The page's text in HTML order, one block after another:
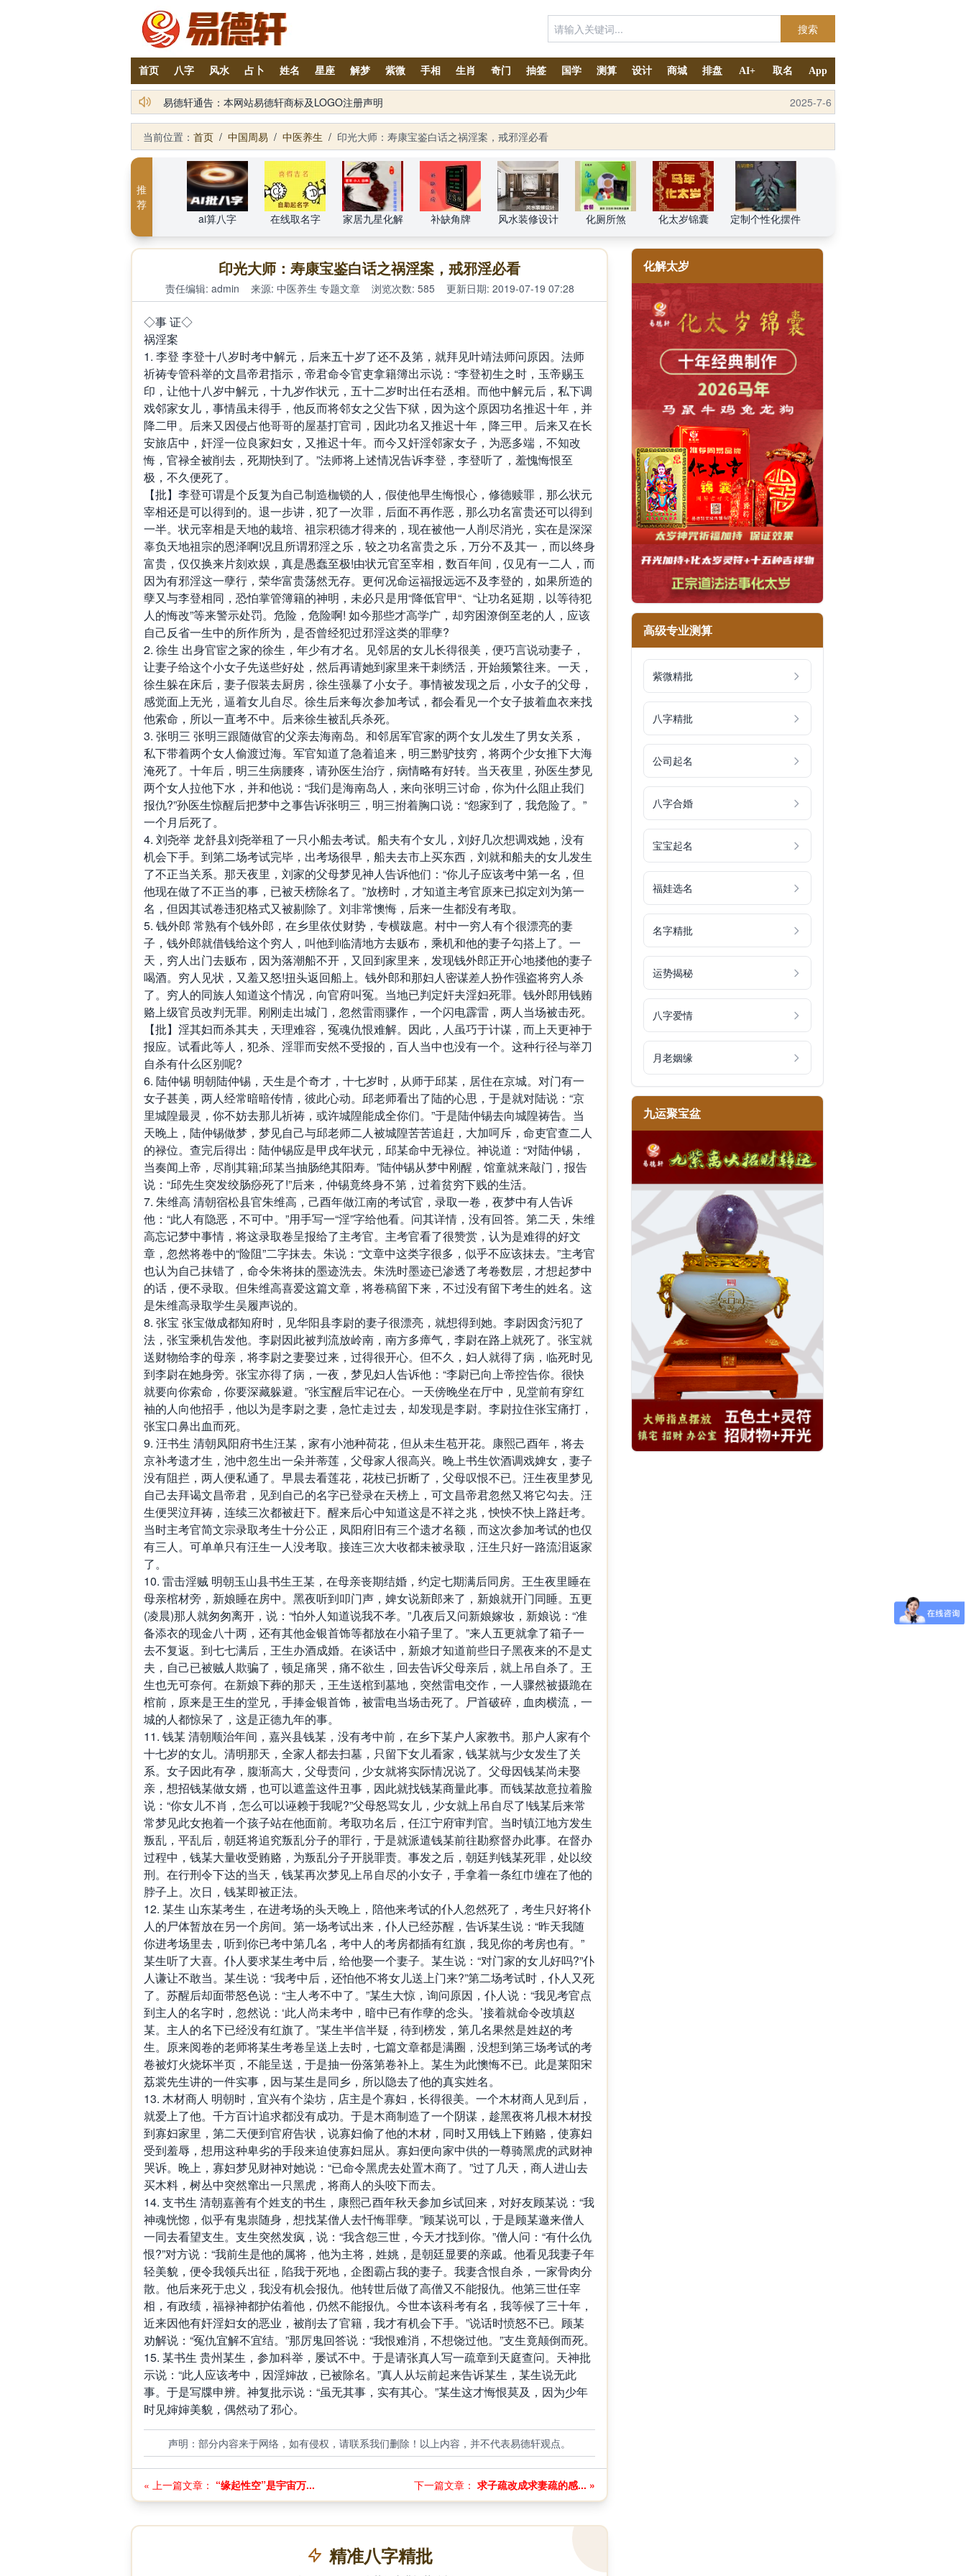
搜索
首页 八字 风水 占卜 姓名 星座 解梦 紫微 手相 生肖 奇门 抽签 国学 测算 设计 商城 排盘 AI+ 取名 App
易德轩通告：本网站易德轩商标及LOGO注册声明 2025-7-6
易德轩AI算八字紫微相术AI客服智能体面向大众开放，欢迎体验！！
2025-7-6
当前位置： 首页 / 中国周易 / 中医养生 / 印光大师：寿康宝鉴白话之祸淫案，戒邪淫必看
推
荐
ai算八字
在线取名字 家居九星化解 补缺角牌 风水装修设计 化厕所煞 化太岁锦囊 定制个性化摆件
印光大师：寿康宝鉴白话之祸淫案，戒邪淫必看
责任编辑: admin 来源: 中医养生 专题文章 浏览次数: 585 更新日期: 2019-07-19 07:28
◇事 证◇
祸淫案
1. 李登 李登十八岁时考中解元，后来五十岁了还不及第，就拜见叶靖法师问原因。法师
祈祷专管科举的文昌帝君指示，帝君命令官吏拿籍簿出示说：“李登初生之时，玉帝赐玉
印，让他十八岁中解元，十九岁作状元，五十二岁时出任右丞相。而他中解元后，私下调
戏邻家女儿，事情虽未得手，他反而将邻女之父告下狱，因为这个原因功名推迟十年，并
降二甲。后来又因侵占他哥哥的屋基打官司，因此功名又推迟十年，降三甲。后来又在长
安旅店中，奸淫一位良家妇女，又推迟十年。而今又奸淫邻家女子，为恶多端，不知改
悔，官禄全被削去，死期快到了。”法师将上述情况告诉李登，李登听了，羞愧悔恨至
极，不久便死了。
【批】李登可谓是个反复为自己制造枷锁的人，假使他早生悔恨心，修德赎罪，那么状元
宰相还是可以得到的。退一步讲，犯了一次罪，后面不再作恶，那么功名富贵还可以得到
一半。状元宰相是天地的栽培、祖宗积德才得来的，现在被他一人削尽消光，实在是深深
辜负天地祖宗的恩泽啊!况且所谓邪淫之乐，较之功名富贵之乐，万分不及其一，而以终身
富贵，仅仅换来片刻欢娱，真是愚蠢至极!由状元官至宰相，数百年间，仅见有一二人，而
因为有邪淫这一孽行，荣华富贵荡然无存。更何况命运福报远远不及李登的，如果所造的
孽又与李登相同，恐怕掌管簿籍的神明，未必只是用“降低官甲“、“让功名延期，以等待犯
人的悔改”等来警示处罚。危险，危险啊! 如今那些才高学广，却穷困潦倒至老的人，应该
自己反省一生中的所作所为，是否曾经犯过邪淫这类的罪孽?
2. 徐生 出身官宦之家的徐生，年少有才名。见邻居的女儿长得很美，便巧言说动妻子，
让妻子给这个小女子先送些好处，然后再请她到家里来干刺绣活，开始频繁往来。一天，
徐生躲在床后，妻子假装去厨房，徐生强暴了小女子。事情被发现之后，小女子的父母，
感觉面上无光，逼着女儿自尽。徐生后来每次参加考试，都会看见一个女子披着血衣来找
他索命，所以一直考不中。后来徐生被乱兵杀死。
3. 张明三 张明三跟随做官的父亲去海南岛。和邻居军官家的两个女儿发生了男女关系，
私下带着两个女人偷渡过海。军官知道了急着追来，明三黔驴技穷，将两个少女推下大海
淹死了。十年后，明三生病腰疼，请孙医生治疗，病情略有好转。当天夜里，孙医生梦见
两个女人拉他下水，并和他说：“我们是海南岛人，来向张明三讨命，你为什么阻止我们
报仇?”孙医生惊醒后把梦中之事告诉张明三，明三拊着胸口说：“怨家到了，我危险了。”
一个月后死了。
4. 刘尧举 龙舒县刘尧举租了一只小船去考试。船夫有个女儿，刘好几次想调戏她，没有
机会下手。到第二场考试完毕，出考场很早，船夫去市上买东西，刘就和船夫的女儿发生
了不正当关系。那天夜里，刘家的父母梦见神人告诉他们：“你儿子应该考中第一名，但
他现在做了不正当的事，已被天榜除名了。”放榜时，才知道主考官原来已拟定刘为第一
名，但因其试卷违犯格式又被剔除了。刘非常懊悔，后来一生都没有考取。
5. 钱外郎 常熟有个钱外郎，在乡里依仗财势，专横跋扈。村中一穷人有个很漂亮的妻
子，钱外郎就借钱给这个穷人，叫他到临清地方去贩布，乘机和他的妻子勾搭上了。一
天，穷人出门去贩布，因为落潮船不开，又回到家里来，发现钱外郎正开心地搂他的妻子
喝酒。穷人见状，又羞又怒!扭头返回船上。钱外郎和那妇人密谋差人扮作强盗将穷人杀
了。穷人的同族人知道这个情况，向官府叫冤。当地已判定奸夫淫妇死罪。钱外郎用钱贿
赂上级官员改判无罪。刚刚走出城门，忽然雷雨骤作，一个闪电霹雷，两人当场被击死。
【批】淫其妇而杀其夫，天理难容，冤魂仇恨难解。因此，人虽巧于计谋，而上天更神于
报应。试看此等人，犯杀、淫罪而安然不受报的，百人当中也没有一个。这种行径与举刀
自杀有什么区别呢?
6. 陆仲锡 明朝陆仲锡，天生是个奇才，十七岁时，从师于邱某，居住在京城。对门有一
女子甚美，两人经常暗暗传情，彼此心动。邱老师看出了陆的心思，于是就对陆说：“京
里城隍最灵，你不妨去那儿祈祷，或许城隍能成全你们。”于是陆仲锡去向城隍祷告。当
天晚上，陆仲锡做梦，梦见自己与邱老师二人被城隍苦苦追赶，大加呵斥，命吏官查二人
的禄位。查完后得出：陆仲锡应是甲戌年状元，邱某命中无禄位。神说道：“对陆仲锡，
当奏闻上帝，尽削其籍;邱某当抽肠绝其阳寿。”陆仲锡从梦中刚醒，馆童就来敲门，报告
说：“邱先生突发绞肠痧死了!”后来，仲锡竟终身不第，过着贫穷下贱的生活。
7. 朱维高 清朝宿松县官朱维高，己酉年做江南的考试官，录取一卷，夜梦中有人告诉
他：“此人有隐恶，不可中。”用手写一“淫”字给他看。问其详情，没有回答。第二天，朱维
高忘记梦中事情，将这录取卷呈报给了主考官。主考官看了很赞赏，认为是难得的好文
章，忽然将卷中的“险阻”二字抹去。朱说：“文章中这类字很多，似乎不应该抹去。”主考官
也认为自己抹错了，命令朱将抹的墨迹洗去。朱洗时墨迹已渗透了考卷数层，才想起梦中
的话，便不录取。但朱维高喜爱这篇文章，将卷稿留下来，不过没有留下考生的姓名。这
是朱维高录取学生吴履声说的。
8. 张宝 张宝做成都知府时，见华阳县李尉的妻子很漂亮，就想得到她。李尉因贪污犯了
法，张宝乘机告发他。李尉因此被判流放岭南，南方多瘴气，李尉在路上就死了。张宝就
送财物给李的母亲，将李尉之妻娶过来，过得很开心。但不久，妇人就得了病，临死时见
到李尉在她身旁。张宝亦得了病，一夜，梦见妇人告诉他：“李尉已向上帝控告你。很快
就要向你索命，你要深藏躲避。”张宝醒后牢记在心。一天傍晚坐在厅中，见堂前有穿红
袖的人向他招手，他以为是李尉之妻，急忙走过去，却发现是李尉。李尉拉住张宝痛打，
张宝口鼻出血而死。
9. 汪书生 清朝凤阳府书生汪某，家有小池种荷花，但从未生苞开花。康熙己酉年，将去
京补考遗才生，池中忽生出一朵并蒂莲，父母家人很高兴。晚上书生饮酒调戏婢女，妻子
没有阻拦，两人便私通了。早晨去看莲花，花枝已折断了，父母叹恨不已。汪生夜里梦见
自己去拜谒文昌帝君，见到自己的名字已登录在天榜上，可文昌帝君忽然又将它勾去。汪
生便哭泣拜祷，连续三次都被赶下。醒来后心中知道这是不祥之兆，怏怏不快上路赶考。
当时主考官简文宗录取考生十分公正，凤阳府旧有三个遗才名额，而这次参加考试的也仅
有三人。可单单只有汪生一人没考取。接连三次大收都未被录取，汪生只好一路流泪返家
了。
10. 雷击淫贼 明朝玉山县书生王某，在母亲丧期结婚，约定七期满后同房。王生夜里睡在
母亲棺材旁，新娘睡在房中。黑夜听到叩门声，婢女说新郎来了，新娘就开门同睡。五更
(凌晨)那人就匆匆离开，说：“怕外人知道说我不孝。”几夜后又问新娘嫁妆，新娘说：“准
备添衣的现金八十两，还有其他金银首饰等都放在小箱子里了。”来人五更就拿了箱子一
去不复返。到七七满后，王生办酒成婚。在谈话中，新娘才知道前些日子黑夜来的不是丈
夫，自己已被贼人欺骗了，顿足痛哭，痛不欲生，回去告诉父母亲后，就上吊自杀了。王
生也无可奈何。在新娘下葬的那天，王生送棺到墓地，突然雷电交作，一人骤然被摄跪在
棺前，原来是王生的堂兄，手捧金银首饰，被雷电当场击死了。尸首破碎，血肉横流，一
城的人都惊呆了，这是正德九年的事。
11. 钱某 清朝顺治年间，嘉兴县钱某，没有考中前，在乡下某户人家教书。那户人家有个
十七岁的女儿。清明那天，全家人都去扫墓，只留下女儿看家，钱某就与少女发生了关
系。女子因此有孕，腹渐高大，父母责问，少女就将实际情况说了。父母因钱某尚未娶
亲，想招钱某做女婿，也可以遮盖这件丑事，因此就找钱某商量此事。而钱某故意拉着脸
说：“你女儿不肖，怎么可以诬赖于我呢?”父母怒骂女儿，少女就上吊自尽了!钱某后来常
常梦见此女抱着一个孩子站在他面前。考取功名后，任江宁府审判官。当时镇江地方发生
叛乱，平乱后，朝廷将追究叛乱分子的罪行，于是就派遣钱某前往勘察督办此事。在督办
过程中，钱某大量收受贿赂，为叛乱分子开脱罪责。事发之后，朝廷判钱某死罪，处以绞
刑。在行刑令下达的当天，钱某再次梦见上吊自尽的小女子，手拿着一条红巾缠在了他的
脖子上。次日，钱某即被正法。
12. 某生 山东某考生，在进考场的头天晚上，陪他来考试的仆人忽然死了，考生只好将仆
人的尸体暂放在另一个房间。第一场考试出来，仆人已经苏醒，告诉某生说：“昨天我随
你进考场里去，听到你已考中第几名，考中人的考房都插有红旗，我见你的考房也有。”
某生听了大喜。仆人要求某生考中后，给他娶一个妻子。某生说：“对门家的女儿好吗?”仆
人谦让不敢当。某生说：“我考中后，还怕他不将女儿送上门来?”第二场考试时，仆人又死
了。苏醒后却面带怒色说：“主人考不中了。”某生大惊，询问原因，仆人说：“我见考官点
到主人的名字时，忽然说：‘此人尚未考中，暗中已有作孽的念头。’接着就命令改填赵
某。主人的名下已经没有红旗了。”某生半信半疑，待到榜发，第几名果然是姓赵的考
生。原来阅卷的老师将某生考卷呈送上去时，七篇文章都是满圈，没想到第三场考试的考
卷被灯火烧坏半页，不能呈送，于是抽一份落第卷补上。某生为此懊悔不已。此是莱阳宋
荔裳先生讲的一件实事，因与某生是同乡，所以隐去了他的真实姓名。
13. 木材商人 明朝时，宜兴有个染坊，店主是个寡妇，长得很美。一个木材商人见到后，
就爱上了他。千方百计追求都没有成功。于是木商制造了一个阴谋，趁黑夜将几根木材投
到寡妇家里，第二天便到官府告状，说寡妇偷了他的木材，同时又用钱上下贿赂，使寡妇
受到羞辱，想用这种卑劣的手段来迫使寡妇屈从。寡妇便向家中供的一尊骑黑虎的武财神
哭诉。晚上，寡妇梦见财神对她说：“已命令黑虎去处置木商了。”过了几天，商人进山去
买木料，树丛中突然窜出一只黑虎，将商人的头咬下而去。
14. 支书生 清朝嘉善有个姓支的书生，康熙己酉年秋天参加乡试回来，对好友顾某说：“我
神魂恍惚，似乎有鬼祟随身，想找某僧人去忏悔罪孽。”顾某说可以，于是顾某邀来僧人
一同去看望支生。支生突然发疯，说：“我含怨三世，今天才找到你。”僧人问：“有什么仇
恨?”对方说：“我前生是他的属将，他为主将，姓姚，是朝廷显要的亲戚。他看见我妻子年
轻美貌，便令我领兵出征，陷我于死地，企图霸占我的妻子。我妻含恨自杀，一家骨肉分
散。他后来死于忠义，我没有机会报仇。他转世后做了高僧又不能报仇。他第三世任宰
相，有政绩，福禄神都护佑着他，仍然不能报仇。今世本该科考有名，我等候了三十年，
近来因他有奸淫妇女的恶业，被削去了官籍，我才有机会下手。”说话时愤怒不已。顾某
劝解说：“冤仇宜解不宜结。”那厉鬼回答说：“我恨难消，不想饶过他。”支生竟颠倒而死。
15. 某书生 贵州某生，参加科举，屡试不中。于是请张真人写一疏章到天庭查问。天神批
示说：“此人应该考中，因淫婶故，已被除名。”真人从坛前起来告诉某生，某生说无此
事。于是写牒申辨。神复批示说：“虽无其事，实有其心。”某生这才悔恨莫及，因为少年
时见婶婶美貌，偶然动了邪心。
声明：部分内容来于网络，如有侵权，请联系我们删除！以上内容，并不代表易德轩观点。
« 上一篇文章： “缘起性空”是宇宙万... 下一篇文章： 求子疏改成求妻疏的感... »
精准八字精批
化解太岁
高级专业测算
紫微精批
八字精批
公司起名
八字合婚
宝宝起名
福娃选名
名字精批
运势揭秘
八字爱情
月老姻缘
九运聚宝盆